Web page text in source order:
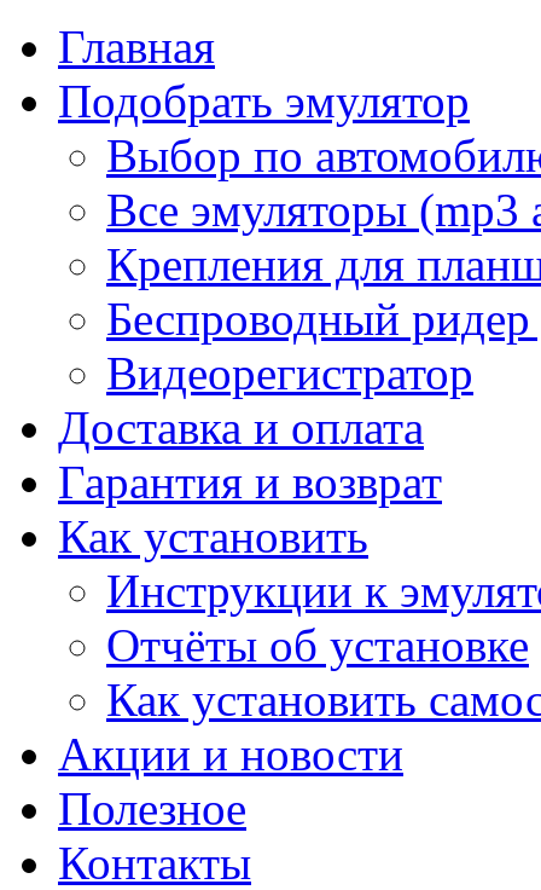
Главная
Подобрать эмулятор
Выбор по
Все эмуляторы (mp3
Крепления для
Беспроводный
Видеорегистратор
Доставка и оплата
Гарантия и возврат
Как установить
Инструкции к
Отчёты об установке
Как установить
Акции и новости
Полезное
Контакты